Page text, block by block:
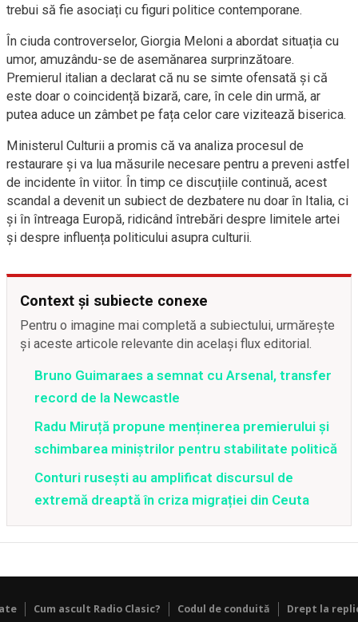
trebui să fie asociați cu figuri politice contemporane.
În ciuda controverselor, Giorgia Meloni a abordat situația cu
umor, amuzându-se de asemănarea surprinzătoare.
Premierul italian a declarat că nu se simte ofensată și că
este doar o coincidență bizară, care, în cele din urmă, ar
putea aduce un zâmbet pe fața celor care vizitează biserica.
Ministerul Culturii a promis că va analiza procesul de
restaurare și va lua măsurile necesare pentru a preveni astfel
de incidente în viitor. În timp ce discuțiile continuă, acest
scandal a devenit un subiect de dezbatere nu doar în Italia, ci
și în întreaga Europă, ridicând întrebări despre limitele artei
și despre influența politicului asupra culturii.
Context și subiecte conexe
Pentru o imagine mai completă a subiectului, urmărește
și aceste articole relevante din același flux editorial.
Bruno Guimaraes a semnat cu Arsenal, transfer
record de la Newcastle
Radu Miruță propune menținerea premierului și
schimbarea miniștrilor pentru stabilitate politică
Conturi rusești au amplificat discursul de
extremă dreaptă în criza migrației din Ceuta
Cum ascult Radio Clasic? Codul de conduită Drept la